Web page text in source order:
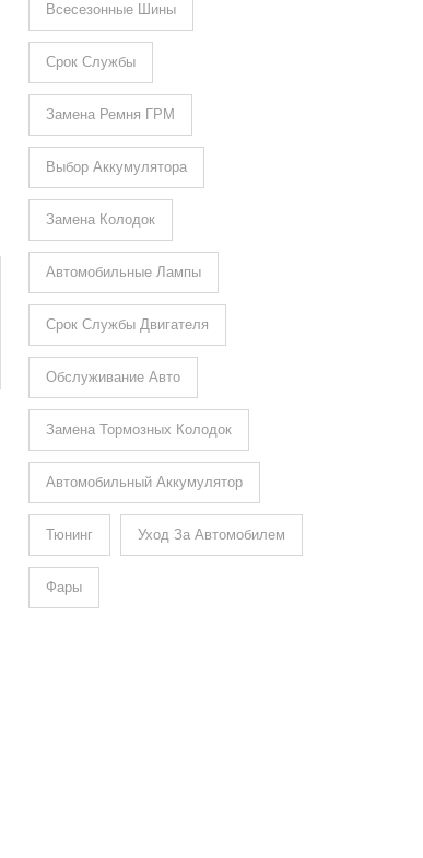
Всесезонные Шины
Срок Службы
Замена Ремня ГРМ
Выбор Аккумулятора
Замена Колодок
Автомобильные Лампы
Срок Службы Двигателя
Обслуживание Авто
Замена Тормозных Колодок
Автомобильный Аккумулятор
Тюнинг Уход За Автомобилем
Фары